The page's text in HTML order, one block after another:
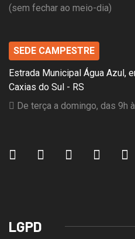
(sem fechar ao meio-dia)
SEDE CAMPESTRE
Estrada Municipal Água Azul,
Caxias do Sul - RS
De terça a domingo, das 9h
LGPD